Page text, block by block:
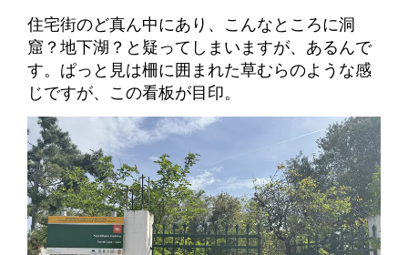
住宅街のど真ん中にあり、こんなところに洞
窟？地下湖？と疑ってしまいますが、あるんで
す。ぱっと見は柵に囲まれた草むらのような感
じですが、この看板が目印。